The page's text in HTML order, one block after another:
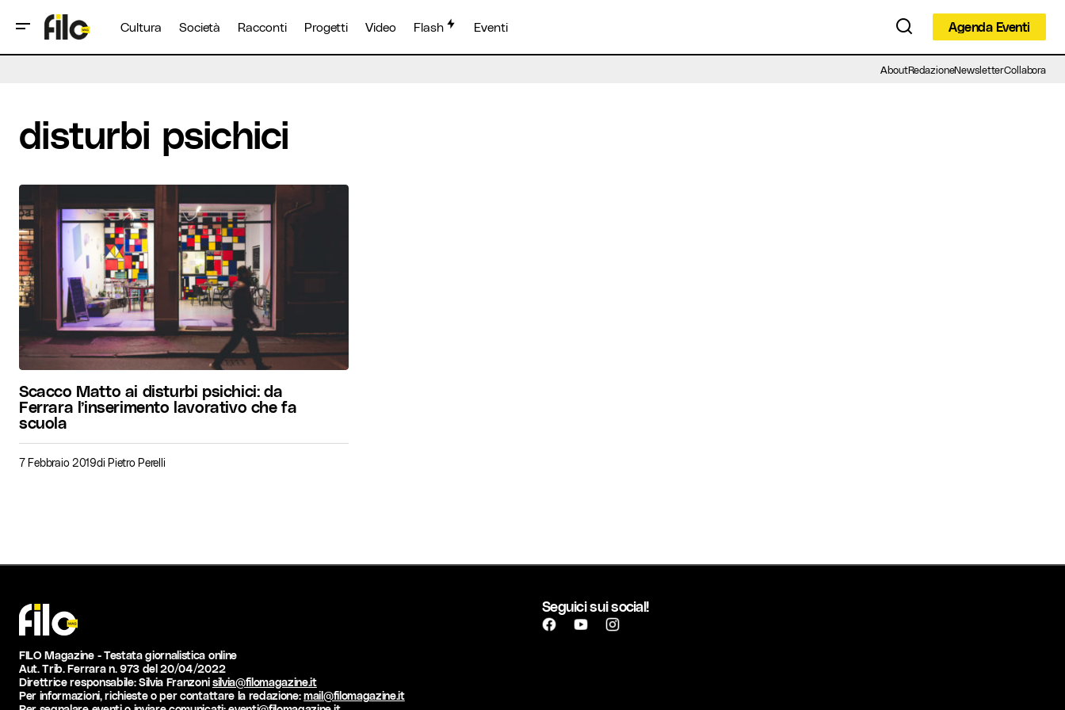
Cultura Società Racconti Progetti Video Flash Eventi
Agenda Eventi
Agenda Eventi
AboutRedazioneNewsletterCollabora
disturbi psichici
Scacco Matto ai disturbi psichici: da
Ferrara l’inserimento lavorativo che fa
scuola
7 Febbraio 2019di Pietro Perelli
FILO Magazine - Testata giornalistica online
Aut. Trib. Ferrara n. 973 del 20/04/2022
Direttrice responsabile: Silvia Franzonisilvia@filomagazine.it
Per informazioni, richieste o per contattare la redazione:mail@filomagazine.it
Seguici sui social!